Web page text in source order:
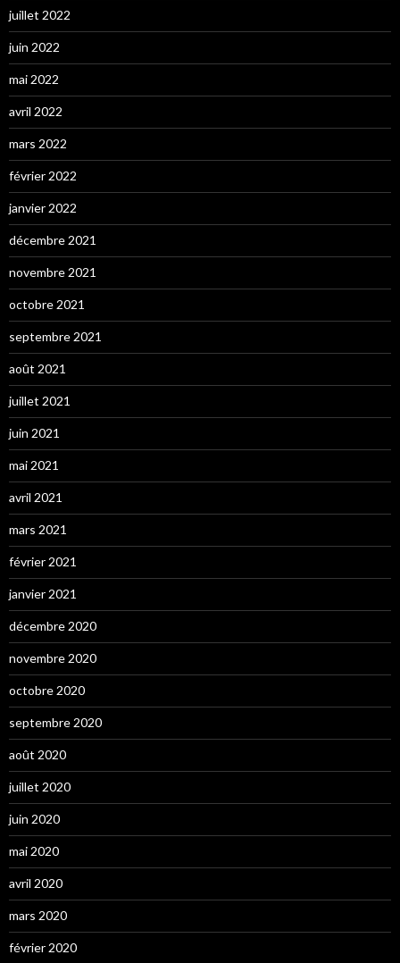
juillet 2022
juin 2022
mai 2022
avril 2022
mars 2022
février 2022
janvier 2022
décembre 2021
novembre 2021
octobre 2021
septembre 2021
août 2021
juillet 2021
juin 2021
mai 2021
avril 2021
mars 2021
février 2021
janvier 2021
décembre 2020
novembre 2020
octobre 2020
septembre 2020
août 2020
juillet 2020
juin 2020
mai 2020
avril 2020
mars 2020
février 2020